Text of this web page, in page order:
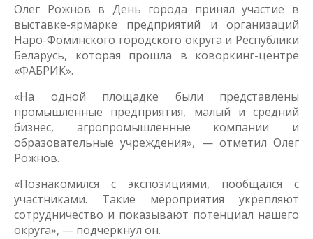
Олег Рожнов в День города принял участие в
выставке-ярмарке предприятий и организаций
Наро-Фоминского городского округа и Республики
Беларусь, которая прошла в коворкинг-центре
«ФАБРИК».
«На одной площадке были представлены
промышленные предприятия, малый и средний
бизнес, агропромышленные компании и
образовательные учреждения», — отметил Олег
Рожнов.
«Познакомился с экспозициями, пообщался с
участниками. Такие мероприятия укрепляют
сотрудничество и показывают потенциал нашего
округа», — подчеркнул он.